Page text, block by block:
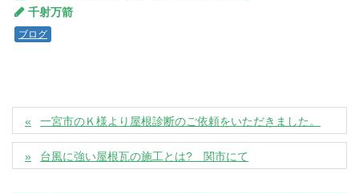
千射万箭
ブログ
一宮市のＫ様より屋根診断のご依頼をいただきました。
台風に強い屋根瓦の施工とは? 関市にて